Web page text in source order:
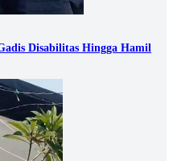
Disabilitas Hingga Hamil